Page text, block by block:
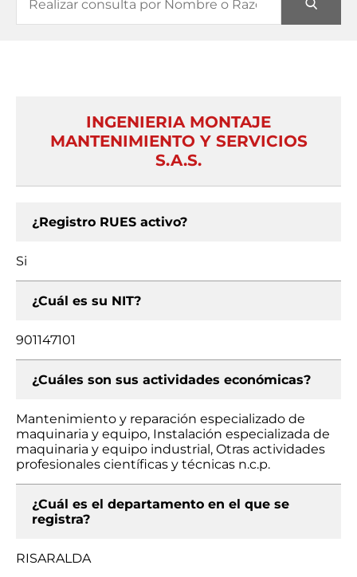
INGENIERIA MONTAJE
MANTENIMIENTO Y SERVICIOS
S.A.S.
¿Registro RUES activo?
Si
¿Cuál es su NIT?
901147101
¿Cuáles son sus actividades económicas?
Mantenimiento y reparación especializado de
maquinaria y equipo, Instalación especializada de
maquinaria y equipo industrial, Otras actividades
profesionales científicas y técnicas n.c.p.
¿Cuál es el departamento en el que se
registra?
RISARALDA